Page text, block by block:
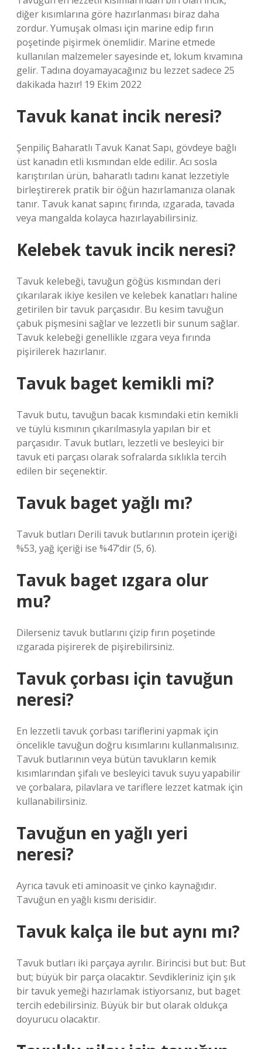
diğer kısımlarına göre hazırlanması biraz daha
zordur. Yumuşak olması için marine edip fırın
poşetinde pişirmek önemlidir. Marine etmede
kullanılan malzemeler sayesinde et, lokum kıvamına
gelir. Tadına doyamayacağınız bu lezzet sadece 25
dakikada hazır! 19 Ekim 2022
Tavuk kanat incik neresi?
Şenpiliç Baharatlı Tavuk Kanat Sapı, gövdeye bağlı
üst kanadın etli kısmından elde edilir. Acı sosla
karıştırılan ürün, baharatlı tadını kanat lezzetiyle
birleştirerek pratik bir öğün hazırlamanıza olanak
tanır. Tavuk kanat sapını; fırında, ızgarada, tavada
veya mangalda kolayca hazırlayabilirsiniz.
Kelebek tavuk incik neresi?
Tavuk kelebeği, tavuğun göğüs kısmından deri
çıkarılarak ikiye kesilen ve kelebek kanatları haline
getirilen bir tavuk parçasıdır. Bu kesim tavuğun
çabuk pişmesini sağlar ve lezzetli bir sunum sağlar.
Tavuk kelebeği genellikle ızgara veya fırında
pişirilerek hazırlanır.
Tavuk baget kemikli mi?
Tavuk butu, tavuğun bacak kısmındaki etin kemikli
ve tüylü kısmının çıkarılmasıyla yapılan bir et
parçasıdır. Tavuk butları, lezzetli ve besleyici bir
tavuk eti parçası olarak sofralarda sıklıkla tercih
edilen bir seçenektir.
Tavuk baget yağlı mı?
Tavuk butları Derili tavuk butlarının protein içeriği
%53, yağ içeriği ise %47’dir (5, 6).
Tavuk baget ızgara olur
mu?
Dilerseniz tavuk butlarını çizip fırın poşetinde
ızgarada pişirerek de pişirebilirsiniz.
Tavuk çorbası için tavuğun
neresi?
En lezzetli tavuk çorbası tariflerini yapmak için
öncelikle tavuğun doğru kısımlarını kullanmalısınız.
Tavuk butlarının veya bütün tavukların kemik
kısımlarından şifalı ve besleyici tavuk suyu yapabilir
ve çorbalara, pilavlara ve tariflere lezzet katmak için
kullanabilirsiniz.
Tavuğun en yağlı yeri
neresi?
Ayrıca tavuk eti aminoasit ve çinko kaynağıdır.
Tavuğun en yağlı kısmı derisidir.
Tavuk kalça ile but aynı mı?
Tavuk butları iki parçaya ayrılır. Birincisi but but: But
but; büyük bir parça olacaktır. Sevdikleriniz için şık
bir tavuk yemeği hazırlamak istiyorsanız, but baget
tercih edebilirsiniz. Büyük bir but olarak oldukça
doyurucu olacaktır.